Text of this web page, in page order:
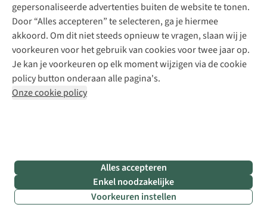
gepersonaliseerde advertenties buiten de website te tonen.
Door “Alles accepteren” te selecteren, ga je hiermee
akkoord. Om dit niet steeds opnieuw te vragen, slaan wij je
voorkeuren voor het gebruik van cookies voor twee jaar op.
Je kan je voorkeuren op elk moment wijzigen via de cookie
policy button onderaan alle pagina's.
Onze cookie policy
Alles accepteren
Enkel noodzakelijke
Voorkeuren instellen
Disclaimer Privacy Policy
Algemene voorwaarden
Cookie Policy